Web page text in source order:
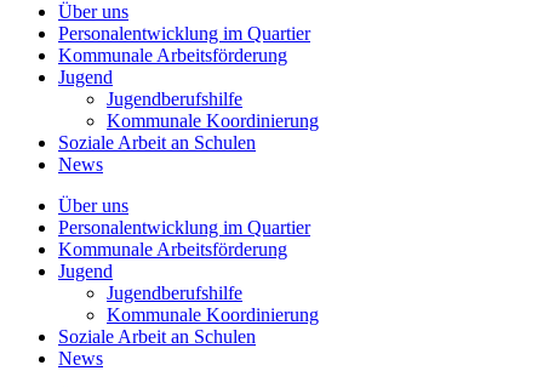
Über uns
Personalentwicklung im Quartier
Kommunale Arbeitsförderung
Jugend
Jugendberufshilfe
Kommunale Koordinierung
Soziale Arbeit an Schulen
News
Über uns
Personalentwicklung im Quartier
Kommunale Arbeitsförderung
Jugend
Jugendberufshilfe
Kommunale Koordinierung
Soziale Arbeit an Schulen
News